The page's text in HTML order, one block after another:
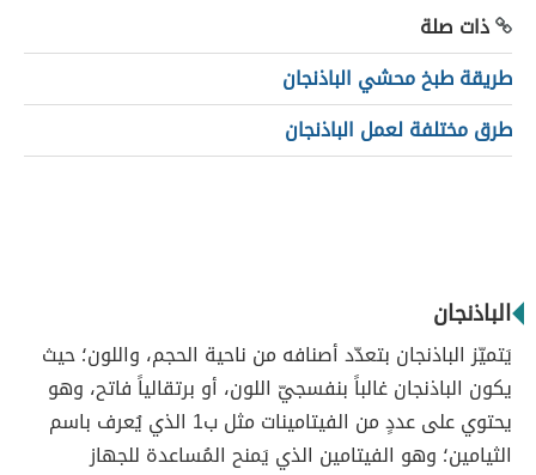
ذات صلة
طريقة طبخ محشي الباذنجان
طرق مختلفة لعمل الباذنجان
الباذنجان
يَتميّز الباذنجان بتعدّد أصنافه من ناحية الحجم، واللون؛ حيث
يكون الباذنجان غالباً بنفسجيّ اللون، أو برتقالياً فاتح، وهو
يحتوي على عددٍ من الفيتامينات مثل ب1 الذي يُعرف باسم
الثيامين؛ وهو الفيتامين الذي يَمنح المُساعدة للجهاز